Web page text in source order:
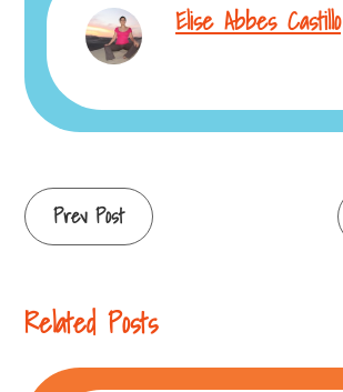
Elise Abbes Castillo
Continue
Prev Post
Related Posts